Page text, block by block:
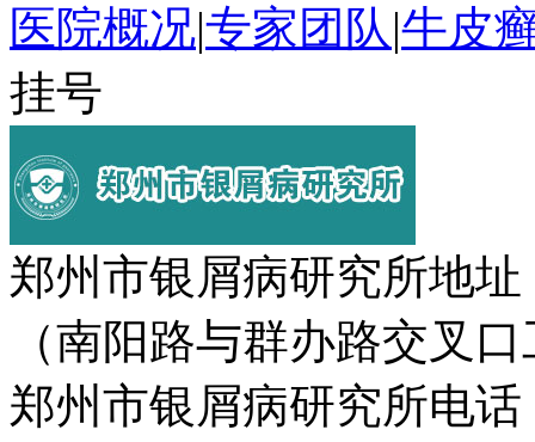
医院概况|专家团队|牛皮
挂号
郑州市银屑病研究所地
（南阳路与群办路交叉
郑州市银屑病研究所电话